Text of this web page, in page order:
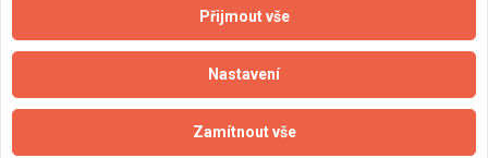
Přijmout vše
Nastavení
Zamítnout vše